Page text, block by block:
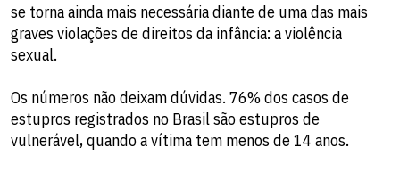
se torna ainda mais necessária diante de uma das mais
graves violações de direitos da infância: a violência
sexual.
Os números não deixam dúvidas. 76% dos casos de
estupros registrados no Brasil são estupros de
vulnerável, quando a vítima tem menos de 14 anos.